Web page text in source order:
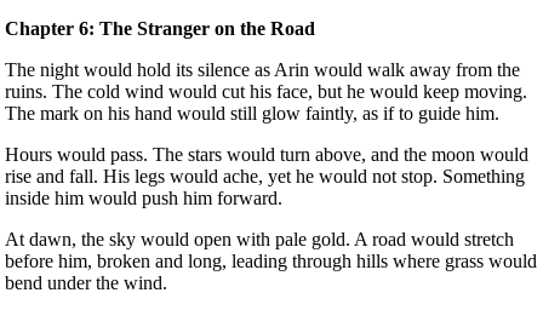
Chapter 6: The Stranger on the Road
The night would hold its silence as Arin would walk away from the
ruins. The cold wind would cut his face, but he would keep moving.
The mark on his hand would still glow faintly, as if to guide him.
Hours would pass. The stars would turn above, and the moon would
rise and fall. His legs would ache, yet he would not stop. Something
inside him would push him forward.
At dawn, the sky would open with pale gold. A road would stretch
before him, broken and long, leading through hills where grass would
bend under the wind.